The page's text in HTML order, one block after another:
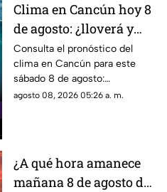
Clima en Cancún hoy 8
de agosto: ¿lloverá y
qué temperatura habrá
este sábado?
Consulta el pronóstico del
clima en Cancún para este
sábado 8 de agosto:
temperatura, lluvias y
agosto 08, 2026 05:26 a. m.
¿A qué hora amanece
mañana 8 de agosto de